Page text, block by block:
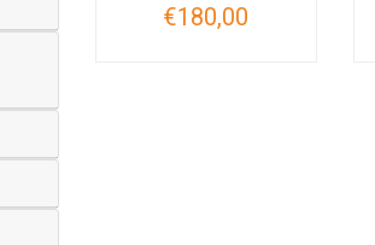
€180,00